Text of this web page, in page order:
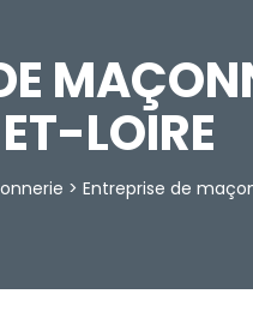
LOIRE
> Entreprise de